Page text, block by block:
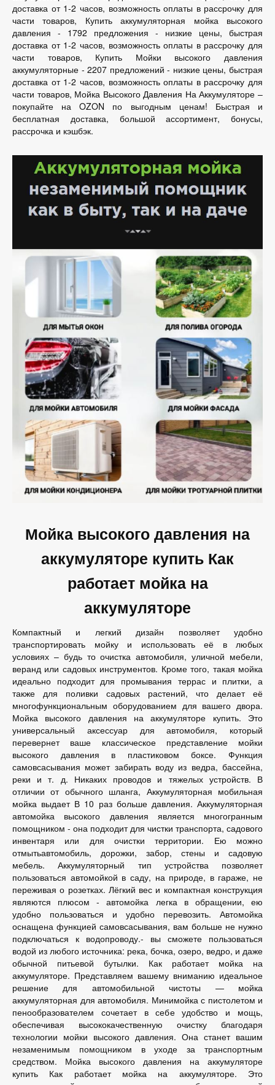
доставка от 1-2 часов, возможность оплаты в рассрочку для
части товаров, Купить аккумуляторная мойка высокого
давления - 1792 предложения - низкие цены, быстрая
доставка от 1-2 часов, возможность оплаты в рассрочку для
части товаров, Купить Мойки высокого давления
аккумуляторные - 2207 предложений - низкие цены, быстрая
доставка от 1-2 часов, возможность оплаты в рассрочку для
части товаров, Мойка Высокого Давления На Аккумуляторе –
покупайте на OZON по выгодным ценам! Быстрая и
бесплатная доставка, большой ассортимент, бонусы,
рассрочка и кэшбэк.
Мойка высокого давления на
аккумуляторе купить Как
работает мойка на
аккумуляторе
Компактный и легкий дизайн позволяет удобно
транспортировать мойку и использовать её в любых
условиях – будь то очистка автомобиля, уличной мебели,
веранд или садовых инструментов. Кроме того, такая мойка
идеально подходит для промывания террас и плитки, а
также для поливки садовых растений, что делает её
многофункциональным оборудованием для вашего двора.
Мойка высокого давления на аккумуляторе купить. Это
универсальный аксессуар для автомобиля, который
перевернет ваше классическое представление мойки
высокого давления в пластиковом боксе. Функция
самовсасывания может забирать воду из ведра, бассейна,
реки и т. д. Никаких проводов и тяжелых устройств. В
отличии от обычного шланга, Аккумуляторная мобильная
мойка выдает В 10 раз больше давления. Аккумуляторная
автомойка высокого давления является многогранным
помощником - она подходит для чистки транспорта, садового
инвентаря или для очистки территории. Ею можно
отмытьавтомобиль, дорожки, забор, стены и садовую
мебель. Аккумуляторный тип устройства позволяет
пользоваться автомойкой в саду, на природе, в гараже, не
переживая о розетках. Лёгкий вес и компактная конструкция
являются плюсом - автомойка легка в обращении, ею
удобно пользоваться и удобно перевозить. Автомойка
оснащена функцией самовсасывания, вам больше не нужно
подключаться к водопроводу.- вы сможете пользоваться
водой из любого источника: река, бочка, озеро, ведро, и даже
обычной питьевой бутылки. Как работает мойка на
аккумуляторе. Представляем вашему вниманию идеальное
решение для автомобильной чистоты — мойка
аккумуляторная для автомобиля. Минимойка с пистолетом и
пенообразователем сочетает в себе удобство и мощь,
обеспечивая высококачественную очистку благодаря
технологии мойки высокого давления. Она станет вашим
незаменимым помощником в уходе за транспортным
средством. Мойка высокого давления на аккумуляторе
купить Как работает мойка на аккумуляторе. Это